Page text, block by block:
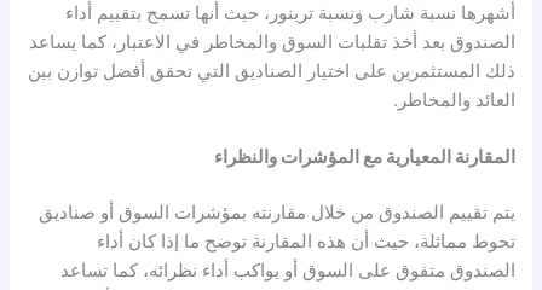
أشهرها نسبة شارب ونسبة ترينور، حيث أنها تسمح بتقييم أداء
الصندوق بعد أخذ تقلبات السوق والمخاطر في الاعتبار، كما يساعد
ذلك المستثمرين على اختيار الصناديق التي تحقق أفضل توازن بين
العائد والمخاطر.
المقارنة المعيارية مع المؤشرات والنظراء
يتم تقييم الصندوق من خلال مقارنته بمؤشرات السوق أو صناديق
تحوط مماثلة، حيث أن هذه المقارنة توضح ما إذا كان أداء
الصندوق متفوق على السوق أو يواكب أداء نظرائه، كما تساعد